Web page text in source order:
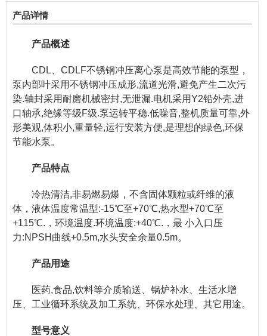
产品详情
产品概述
CDL、CDLF不锈钢冲压离心泵是高效节能的泵型，
泵内部叶采用不锈钢冲压成形,流道光滑,避免产生二次污
染.轴封采用耐磨机械密封,无泄漏.电机采用Y2铅外壳,进
口轴承,绝缘等级F级.泵运转平稳.低噪音,整机质量可靠,外
形美观,体积小,重量轻,运行安装方便,是理想的绿色,环保
节能水泵。
产品特点
冷热清洁,非易燃易爆，不含固体颗粒或纤维的液
体，液体温度常温型:-15℃至+70℃,热水型+70℃至
+115℃.，环境温度.环境温度:+40℃.，最 小入口压
力:NPSH曲线+0.5m,水头安全余量0.5m。
产品用途
医药,食品,饮料等介质输送、锅炉补水、生活水增
压、工业循环系统及加工系统、环保水处理、其它用途。
型号意义